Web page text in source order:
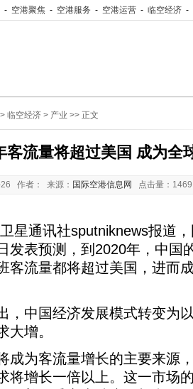
- 空港聚焦 - 空港服务 - 空港运营 - 临空经济 -
> 临空经济 > 产业 >> 正文
客流量将超过美国 成为全
作者： 来源： 国际空港信息网 点击量：
通讯社sputniknews报道，
发表预测，到2020年，中国
客流量都将超过美国，进而
中国经济发展模式转变为
大增。
为客流量增长的主要来源
将增长一倍以上。这一市场